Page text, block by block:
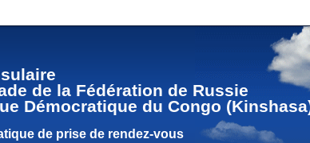
de la Fédération de Russie
Démocratique du Congo
de prise de rendez-vous